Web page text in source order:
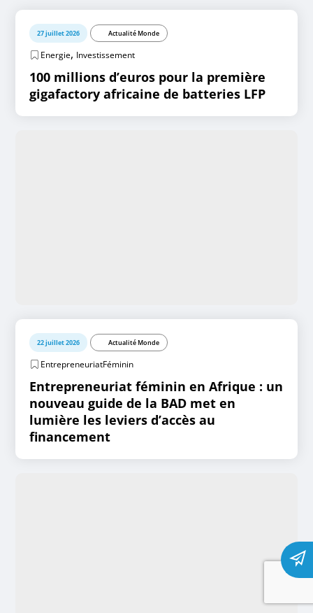
27 juillet 2026 Actualité Monde
Energie, Investissement
100 millions d’euros pour la première
gigafactory africaine de batteries LFP
22 juillet 2026 Actualité Monde
EntrepreneuriatFéminin
Entrepreneuriat féminin en Afrique : un
nouveau guide de la BAD met en
lumière les leviers d’accès au
financement